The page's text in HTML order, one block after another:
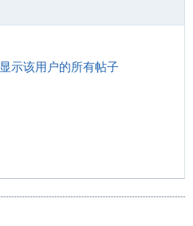
显示该用户的所有帖子